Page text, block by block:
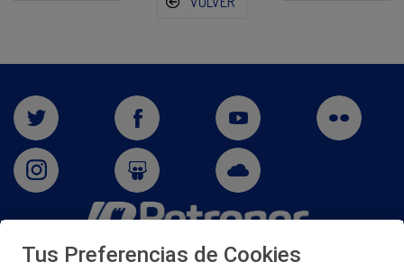
San Martín 5-Edificio Muñatones,
Tus Preferencias de Cookies